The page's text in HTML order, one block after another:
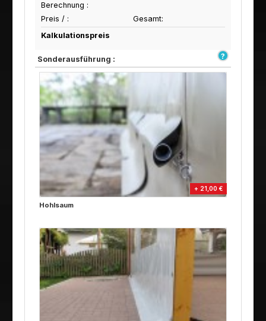
Berechnung :
Preis / :
Gesamt:
Kalkulationspreis
Sonderausführung :
+ 21,00 €
Hohlsaum